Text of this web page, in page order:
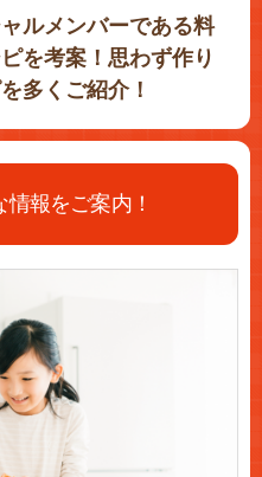
ルメンバーである料
を考案！思わず作り
多くご紹介！
報をご案内！